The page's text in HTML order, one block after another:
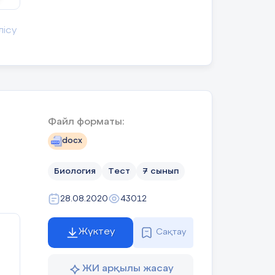
басылым. Қаріп түрі «Hypatia Sans
табағы 2,0. Шартты бояулы
Файл форматы:
docx
Биология Тест 7 сынып
28.08.2020 43012
Жүктеу Сақтау
ЖИ арқылы жасау